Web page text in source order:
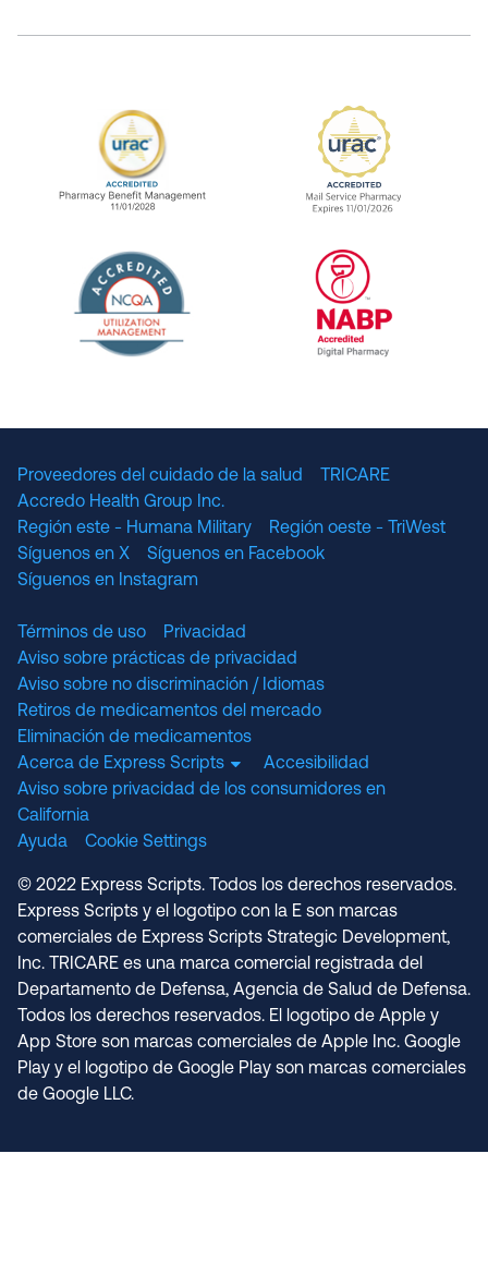
URAC Accredited Pharmacy Benefit
URAC
Proveedores del cuidado de la salud
TRICARE
Accredo Health Group Inc.
Región este - Humana Military
Región oeste - TriWest
Síguenos en X
Síguenos en Facebook
Síguenos en Instagram
Términos de uso
Privacidad
Aviso sobre prácticas de privacidad
Aviso sobre no discriminación / Idiomas
Retiros de medicamentos del mercado
Eliminación de medicamentos
Acerca de Express Scripts
Accesibilidad
Aviso sobre privacidad de los consumidores en
California
Ayuda
Cookie Settings
© 2022 Express Scripts. Todos los derechos reservados.
Express Scripts y el logotipo con la E son marcas
comerciales de Express Scripts Strategic Development,
Inc. TRICARE es una marca comercial registrada del
Departamento de Defensa, Agencia de Salud de Defensa.
Todos los derechos reservados. El logotipo de Apple y
App Store son marcas comerciales de Apple Inc. Google
Play y el logotipo de Google Play son marcas comerciales
de Google LLC.